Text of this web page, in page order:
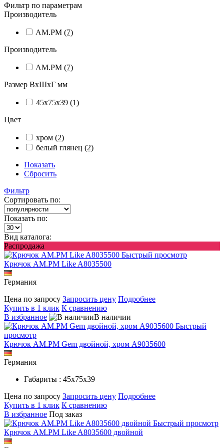
Фильтр по параметрам
Производитель
AM.PM (7)
Производитель
AM.PM (7)
Размер ВхШхГ мм
45х75х39 (1)
Цвет
хром (2)
белый глянец (2)
Показать
Сбросить
Фильтр
Сортировать по:
Показать по:
Вид каталога:
Распродажа
Быстрый просмотр
Крючок AM.PM Like A8035500
Германия
Цена по запросу Запросить цену Подробнее
Купить в 1 клик К сравнению
В избранное
В наличии
Быстрый
просмотр
Крючок AM.PM Gem двойной, хром A9035600
Германия
Габариты : 45х75х39
Цена по запросу Запросить цену Подробнее
Купить в 1 клик К сравнению
В избранное Под заказ
Быстрый просмотр
Крючок AM.PM Like A8035600 двойной